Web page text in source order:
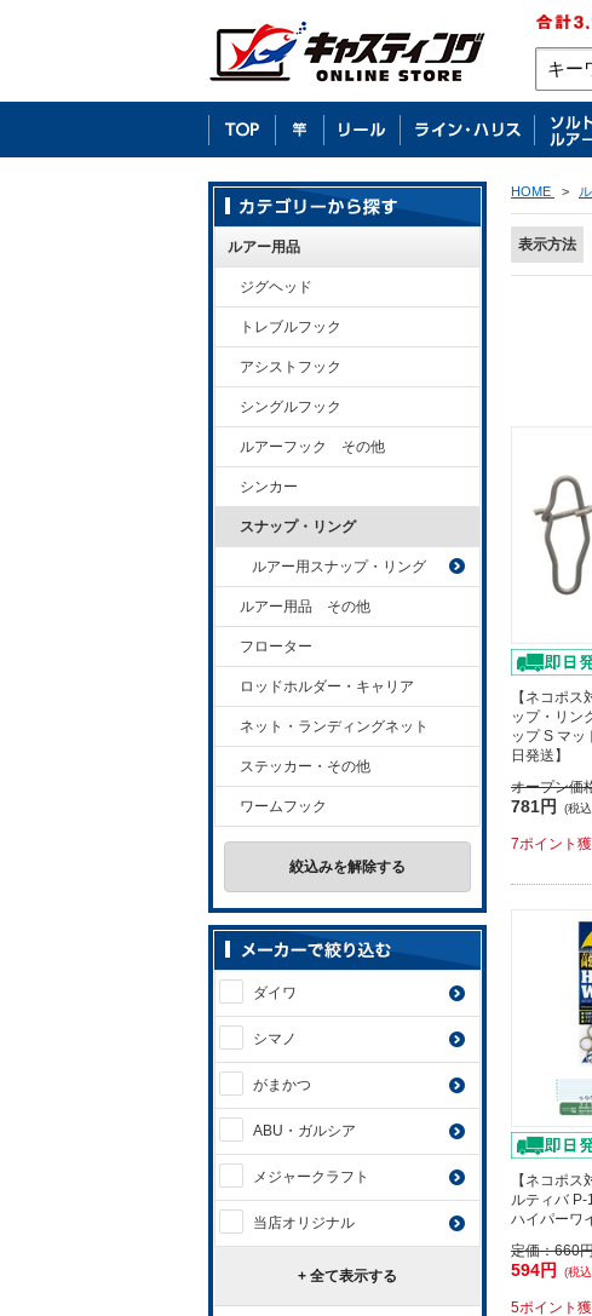
HOME >
表示方法
【ネコポ
ップ・リン
ップ S マッ
日発送】
オープン価
781円 (税
7ポイント
【ネコポス
ルティバ
ハイパーワ
定価：660
594円 (税
5ポイント
ルアー用品
ジグヘッド
トレブルフック
アシストフック
シングルフック
ルアーフック その他
シンカー
スナップ・リング
ルアー用スナップ・リング
ルアー用品 その他
フローター
ロッドホルダー・キャリア
ネット・ランディングネット
ステッカー・その他
ワームフック
絞込みを解除する
ダイワ
シマノ
がまかつ
ABU・ガルシア
メジャークラフト
当店オリジナル
+ 全て表示する